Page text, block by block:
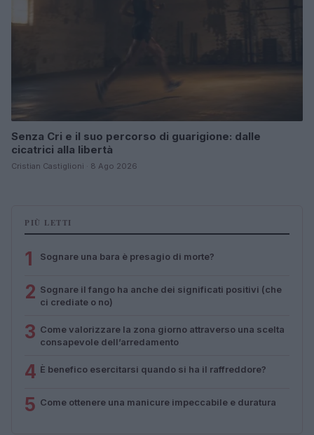
Senza Cri e il suo percorso di guarigione: dalle
cicatrici alla libertà
Cristian Castiglioni · 8 Ago 2026
PIÙ LETTI
1 Sognare una bara è presagio di morte?
2 Sognare il fango ha anche dei significati positivi (che
ci crediate o no)
3 Come valorizzare la zona giorno attraverso una scelta
consapevole dell’arredamento
4 È benefico esercitarsi quando si ha il raffreddore?
5 Come ottenere una manicure impeccabile e duratura